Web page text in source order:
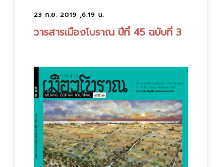
23 ก.ย. 2019 ,6:19 น.
วารสารเมืองโบราณ ปีที่ 45 ฉบับที่ 3